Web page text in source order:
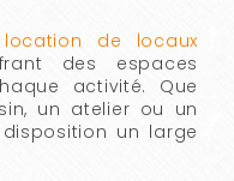
location de locaux
des espaces
activité. Que
un atelier ou un
un large